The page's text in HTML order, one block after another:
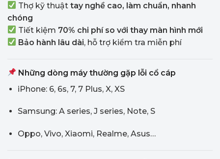
Thợ kỹ thuậttay nghề cao, làm chuẩn, nhanh
chóng
Tiết kiệm 70% chi phí so với thay màn hình mới
Bảo hành lâu dài, hỗ trợ kiểm tra miễn phí
Những dòng máy thường gặp lỗi cổ cáp
iPhone: 6, 6s, 7, 7 Plus, X, XS
Samsung: A series, J series, Note, S
Oppo, Vivo, Xiaomi, Realme, Asus…